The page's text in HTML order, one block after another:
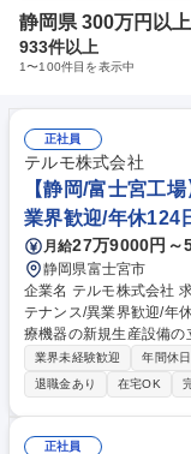
静岡県 300万円以
933件以上
1〜100件目を表示中
正社員
テルモ株式会社
【静岡/富士宮工
業界歓迎/年休124
月給27万9000円～
静岡県富士宮市
企業名 テルモ株式会社 求人名 【静岡/富士宮工場】生産設備の保守・メン
テナンス/異業界歓迎/年休124日 仕事の内容 富士宮工場
療機器の新規生産設備
持管理・メンテナンス
置等）をお任せ。【詳細】 ・既存設備のオーバーホール、機器更新
改善・突発故障時の復
解析等 【業務割合】改
等30％。ご経験に併せ
業界未経験歓迎 年間休
退職金あり
在宅OK
正社員